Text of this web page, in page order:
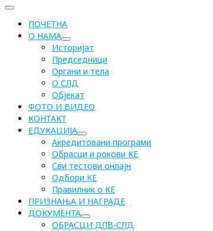
ПОЧЕТНА
О НАМА
Историјат
Председници
Органи и тела
О СЛД
Објекат
ФОТО И ВИДЕО
КОНТАКТ
ЕДУКАЦИЈА
Акредитовани програми
Обрасци и рокови КЕ
Сви тестови онлајн
Одбори КЕ
Правилник о КЕ
ПРИЗНАЊА И НАГРАДЕ
ДОКУМЕНТА
ОБРАСЦИ ДЛВ-СЛД